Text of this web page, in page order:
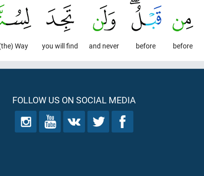
before
before
and never
you will find
Way
FOLLOW US ON SOCIAL MEDIA